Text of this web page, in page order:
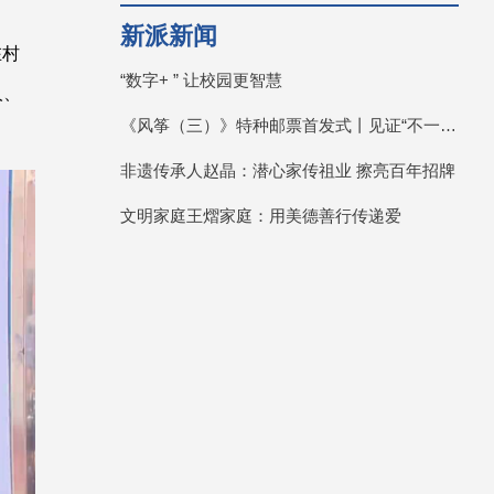
新派新闻
“数字+ ” 让校园更智慧
《风筝（三）》特种邮票首发式丨见证“不一YOUNG的潍坊”
非遗传承人赵晶：潜心家传祖业 擦亮百年招牌
文明家庭王熠家庭：用美德善行传递爱